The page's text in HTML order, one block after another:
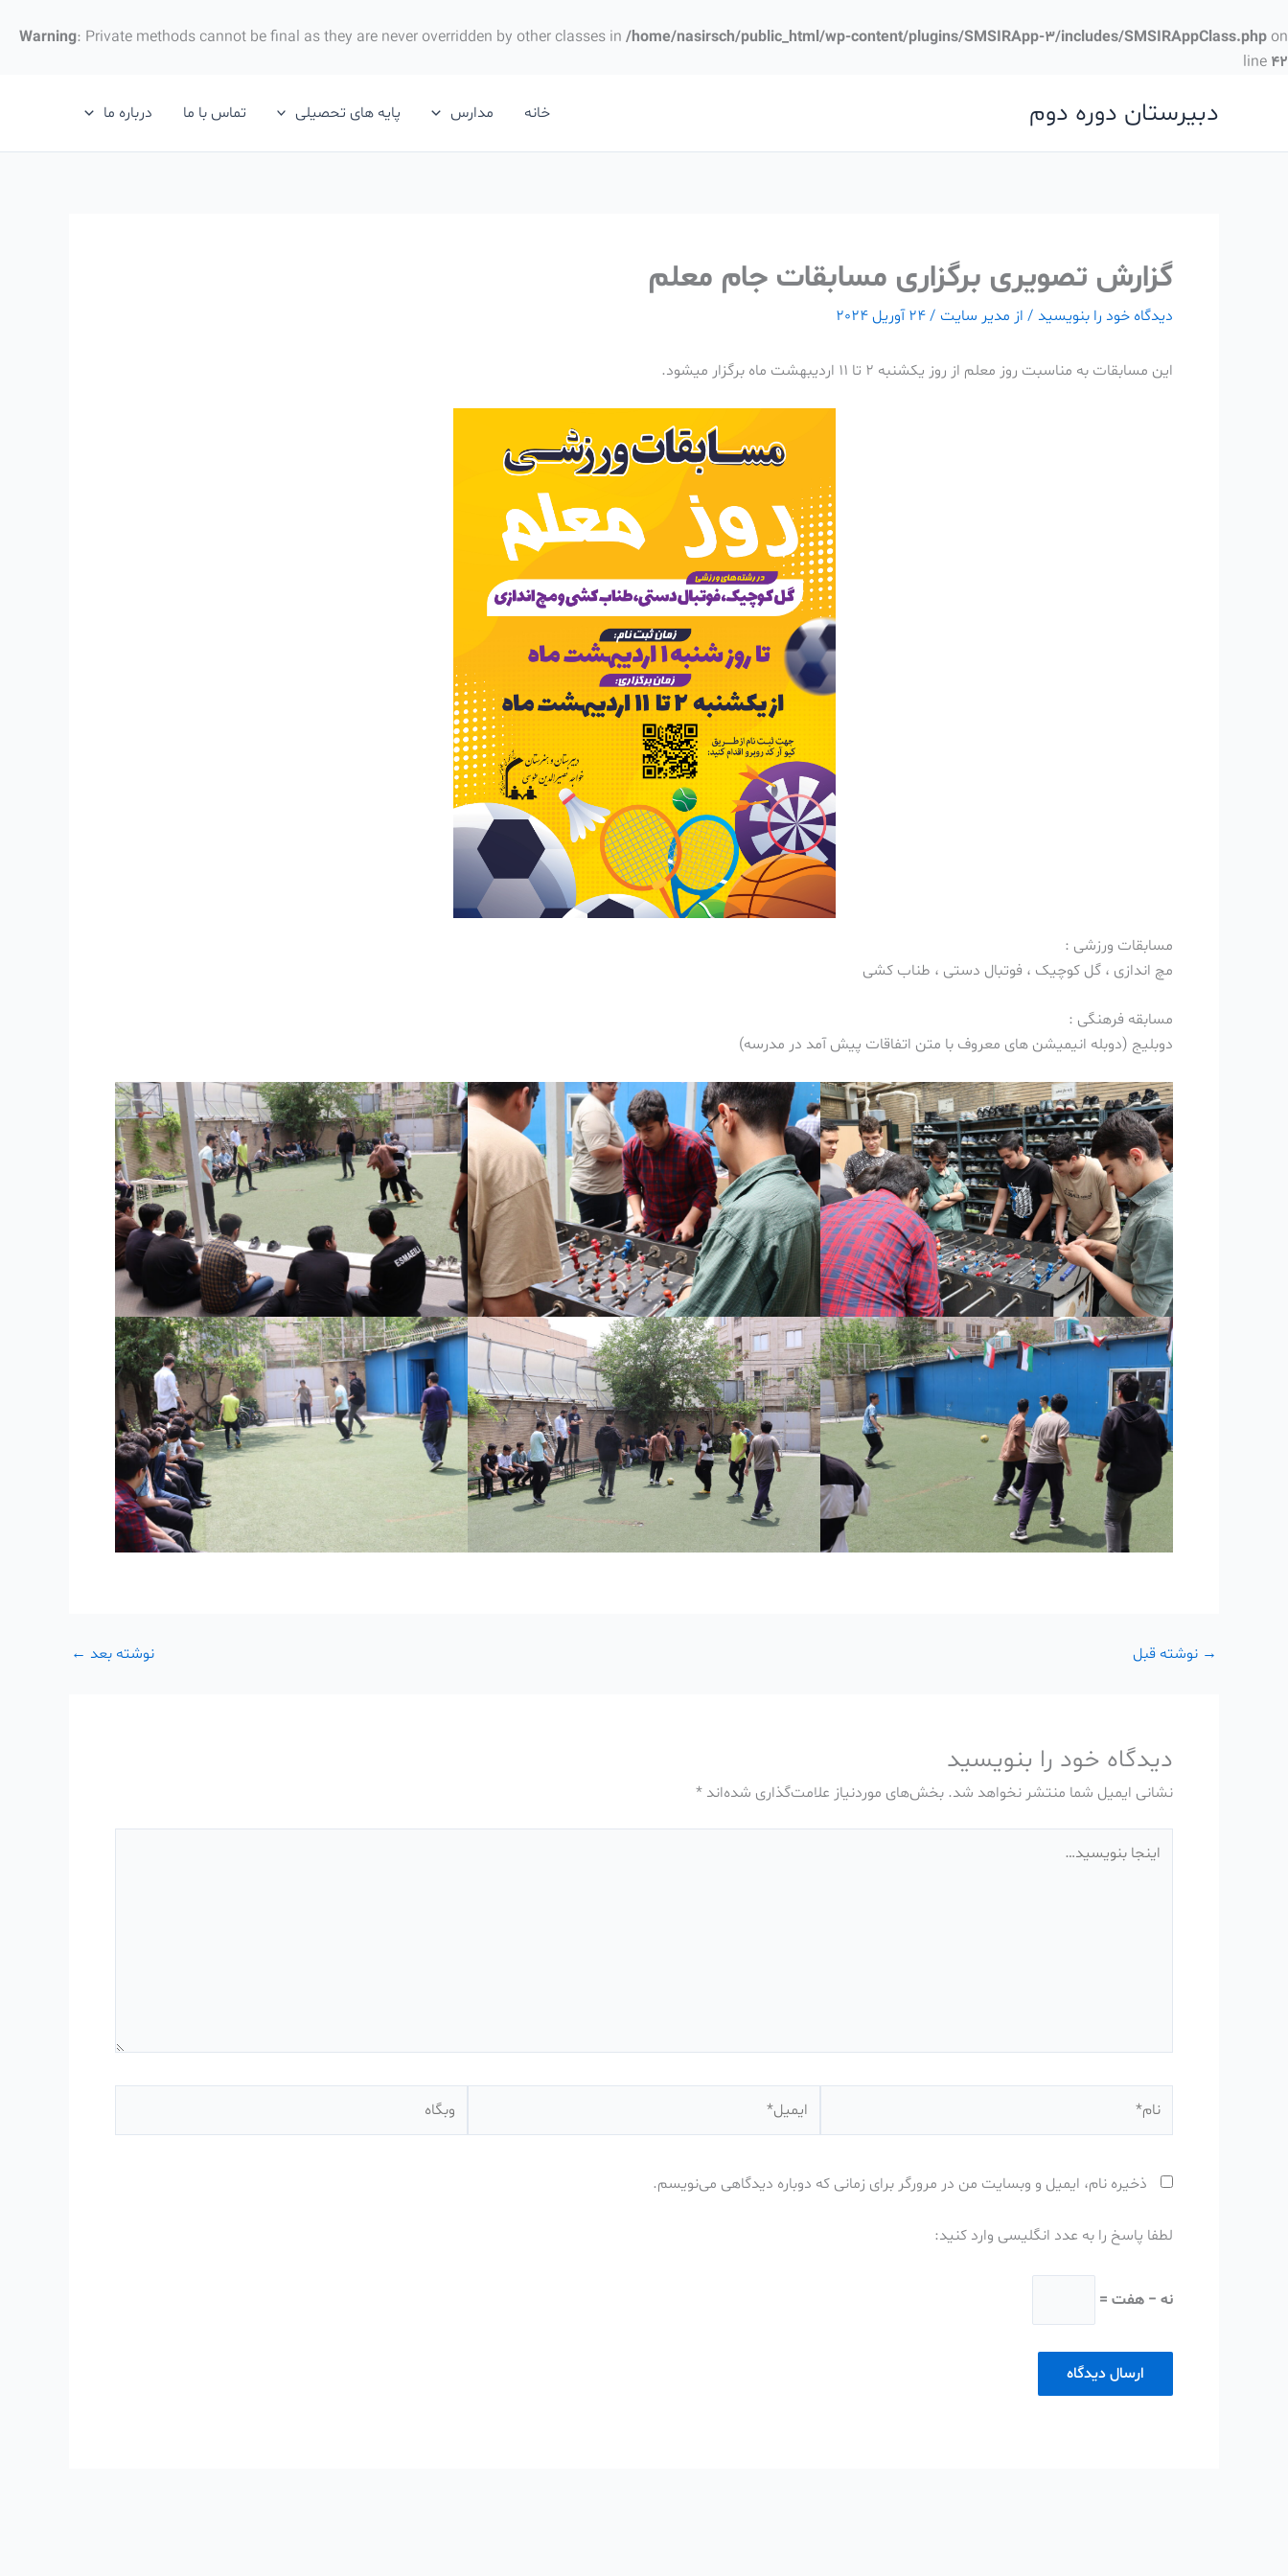
Warning: Private methods cannot be final as they are never overridden by other classes in /home/nasirsch/public_html/wp-content/plugins/SMSIRApp-3/includes/SMSIRAppClass.php on
line 42
به
محتوا
دبیرستان دوره دوم خانه مدارس پایه های تحصیلی تماس با ما درباره ما
گزارش تصویری برگزاری مسابقات جام معلم
دیدگاه‌ خود را بنویسید / از مدیر سایت /24 آوریل 2024
این مسابقات به مناسبت روز معلم از روز یکشنبه 2 تا 11 اردیبهشت ماه برگزار میشود.
مسابقات ورزشی :
مچ اندازی ، گل کوچیک ، فوتبال دستی ، طناب کشی
مسابقه فرهنگی :
دوبلیج (دوبله انیمیشن های معروف با متن اتفاقات پیش آمد در مدرسه)
→ نوشته قبل نوشته بعد ←
دیدگاه‌ خود را بنویسید
نشانی ایمیل شما منتشر نخواهد شد. بخش‌های موردنیاز علامت‌گذاری شده‌اند *
بنویسید…
ذخیره نام، ایمیل و وبسایت من در مرورگر برای زمانی که دوباره دیدگاهی می‌نویسم.
لطفا پاسخ را به عدد انگلیسی وارد کنید:
نه − هفت =